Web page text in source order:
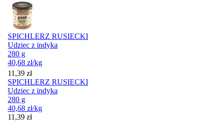
SPICHLERZ RUSIECKI
Udziec z indyka
280 g
40,68 zł/kg
Cena
11,39 zł
SPICHLERZ RUSIECKI
Udziec z indyka
280 g
40,68 zł/kg
Cena
11,39 zł